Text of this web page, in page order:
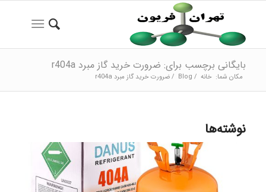
بایگانی برچسب برای: ضرورت خرید گاز مبرد r404a
مکان شما: خانه /
Blog
/ ضرورت خرید گاز مبرد r404a
نوشته‌ها